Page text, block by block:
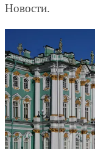
Новости.